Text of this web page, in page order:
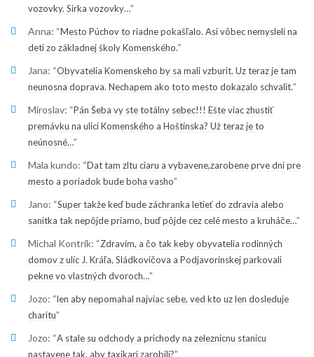
vozovky. Sirka vozovky…”
Anna: “Mesto Púchov to riadne pokašľalo. Asi vôbec nemysleli na
deti zo základnej školy Komenského.”
Jana: “Obyvatelia Komenskeho by sa mali vzburit. Uz teraz je tam
neunosna doprava. Nechapem ako toto mesto dokazalo schvalit.”
Miroslav: “Pán Šeba vy ste totálny sebec!!! Ešte viac zhustiť
premávku na ulici Komenského a Hoštínska? Už teraz je to
neúnosné…”
Mala kundo: “Dat tam zltu ciaru a vybavene,zarobene prve dni pre
mesto a poriadok bude boha vasho”
Jano: “Super takže keď bude záchranka letieť do zdravia alebo
sanitka tak nepôjde priamo, buď pôjde cez celé mesto a kruháče…”
Michal Kontrík: “Zdravím, a čo tak keby obyvatelia rodinných
domov z ulíc J. Kráľa, Sládkovičova a Podjavorinskej parkovali
pekne vo vlastných dvoroch…”
Jozo: “len aby nepomahal najviac sebe, ved kto uz len dosleduje
charitu”
Jozo: “A stale su odchody a prichody na zeleznicnu stanicu
nastavene tak, aby taxikari zarobili?”